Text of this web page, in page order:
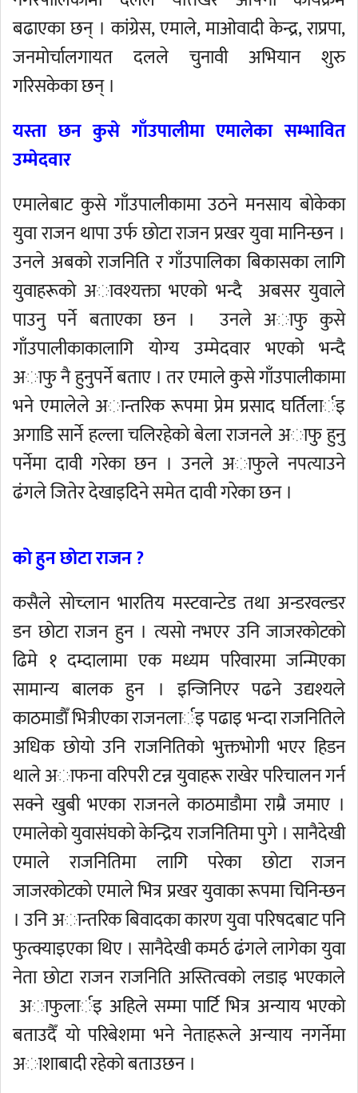
बढाएका छन् । कांग्रेस, एमाले, माओवादी केन्द्र, राप्रपा,
जनमोर्चालगायत दलले चुनावी अभियान शुरु
गरिसकेका छन् ।
यस्ता छन कुसे गाँउपालीमा एमालेका सम्भावित
उम्मेदवार
एमालेबाट कुसे गाँउपालीकामा उठने मनसाय बाेकेका
युवा राजन थापा उर्फ छाेटा राजन प्रखर युवा मानिन्छन ।
उनले अबकाे राजनिति र गाँउपालिका बिकासका लागि
युवाहरूकाे अावश्यक्ता भएकाे भन्दै अबसर युवाले
पाउनु पर्ने बताएका छन । उनले अाफु कुसे
गाँउपालीकाकालागि याेग्य उम्मेदवार भएकाे भन्दै
अाफु नै हुनुपर्ने बताए । तर एमाले कुसे गाँउपालीकामा
भने एमालेले अान्तरिक रूपमा प्रेम प्रसाद घर्तिलार्इ
अगाडि सार्ने हल्ला चलिरहेकाे बेला राजनले अाफु हुनु
पर्नेमा दावी गरेका छन । उनले अाफुले नपत्याउने
ढंगले जितेर देखाइदिने समेत दावी गरेका छन ।
काे हुन छाेटा राजन ?
कसैले साेच्लान भारतिय मस्टवान्टेड तथा अन्डरवल्डर
डन छाेटा राजन हुन । त्यसाे नभएर उनि जाजरकाेटकाे
ढिमे १ दम्दालामा एक मध्यम परिवारमा जन्मिएका
सामान्य बालक हुन । इन्जिनिएर पढने उद्यश्यले
काठमाडाैँ भित्रीएका राजनलार्इ पढाइ भन्दा राजनितिले
अधिक छाेयाे उनि राजनितिकाे भुक्तभाेगी भएर हिडन
थाले अाफना वरिपरी टन्न युवाहरू राखेर परिचालन गर्न
सक्ने खुबी भएका राजनले काठमाडाैमा राम्रै जमाए ।
एमालेकाे युवासंघकाे केन्द्रिय राजनितिमा पुगे । सानैदेखी
एमाले राजनितिमा लागि परेका छाेटा राजन
जाजरकाेटकाे एमाले भित्र प्रखर युवाका रूपमा चिनिन्छन
। उनि अान्तरिक बिवादका कारण युवा परिषदबाट पनि
फुत्क्याइएका थिए । सानैदेखी कमर्ठ ढंगले लागेका युवा
नेता छाेटा राजन राजनिति अस्तित्वकाे लडाइ भएकाले
अाफुलार्इ अहिले सम्मा पार्टि भित्र अन्याय भएकाे
बताउदैँ याे परिबेशमा भने नेताहरूले अन्याय नगर्नेमा
अाशाबादी रहेकाे बताउछन ।